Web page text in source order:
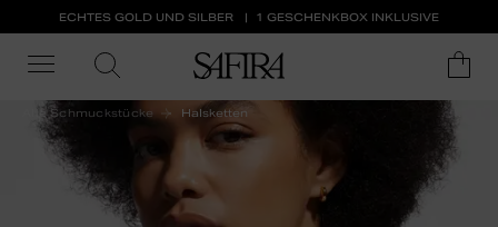
ECHTES GOLD UND SILBER 1 GESCHENKBOX INKLUSIVE
Alle Schmuckstücke Halsketten